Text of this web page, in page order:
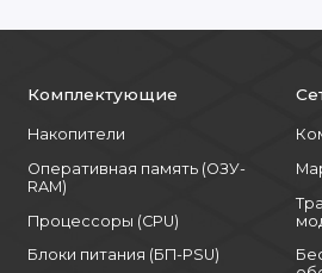
Комплектующие
Накопители
Оперативная память (ОЗУ-
RAM)
Процессоры (CPU)
Блоки питания (БП-PSU)